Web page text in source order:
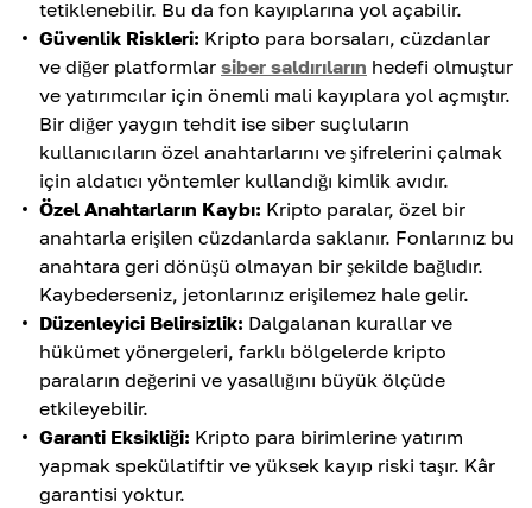
tetiklenebilir. Bu da fon kayıplarına yol açabilir.
Güvenlik Riskleri: Kripto para borsaları, cüzdanlar
ve diğer platformlar siber saldırıların hedefi olmuştur
ve yatırımcılar için önemli mali kayıplara yol açmıştır.
Bir diğer yaygın tehdit ise siber suçluların
kullanıcıların özel anahtarlarını ve şifrelerini çalmak
için aldatıcı yöntemler kullandığı kimlik avıdır.
Özel Anahtarların Kaybı: Kripto paralar, özel bir
anahtarla erişilen cüzdanlarda saklanır. Fonlarınız bu
anahtara geri dönüşü olmayan bir şekilde bağlıdır.
Kaybederseniz, jetonlarınız erişilemez hale gelir.
Düzenleyici Belirsizlik: Dalgalanan kurallar ve
hükümet yönergeleri, farklı bölgelerde kripto
paraların değerini ve yasallığını büyük ölçüde
etkileyebilir.
Garanti Eksikliği: Kripto para birimlerine yatırım
yapmak spekülatiftir ve yüksek kayıp riski taşır. Kâr
garantisi yoktur.